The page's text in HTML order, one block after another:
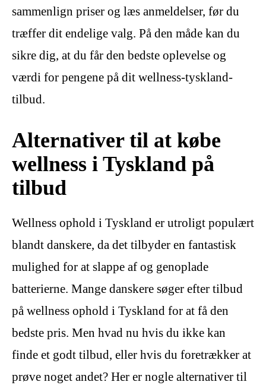
sammenlign priser og læs anmeldelser, før du
træffer dit endelige valg. På den måde kan du
sikre dig, at du får den bedste oplevelse og
værdi for pengene på dit wellness-tyskland-
tilbud.
Alternativer til at købe
wellness i Tyskland på
tilbud
Wellness ophold i Tyskland er utroligt populært
blandt danskere, da det tilbyder en fantastisk
mulighed for at slappe af og genoplade
batterierne. Mange danskere søger efter tilbud
på wellness ophold i Tyskland for at få den
bedste pris. Men hvad nu hvis du ikke kan
finde et godt tilbud, eller hvis du foretrækker at
prøve noget andet? Her er nogle alternativer til